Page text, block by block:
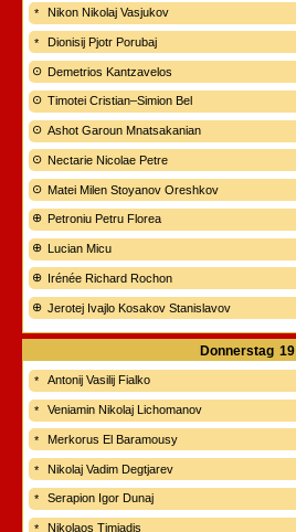
Nikon Nikolaj Vasjukov
Dionisij Pjotr Porubaj
Demetrios Kantzavelos
Timotei Cristian–Simion Bel
Ashot Garoun Mnatsakanian
Nectarie Nicolae Petre
Matei Milen Stoyanov Oreshkov
Petroniu Petru Florea
Lucian Micu
Irénée Richard Rochon
Jerotej Ivajlo Kosakov Stanislavov
Donnerstag 19
Antonij Vasilij Fialko
Veniamin Nikolaj Lichomanov
Merkorus El Baramousy
Nikolaj Vadim Degtjarev
Serapion Igor Dunaj
Nikolaos Timiadis